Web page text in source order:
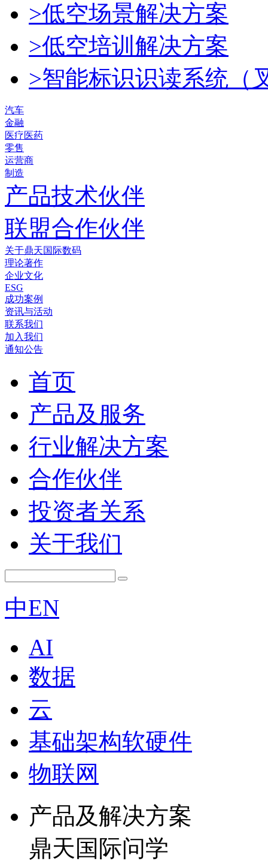
>低空场景解决方案
>低空培训解决方案
>智能标识识读系统（
汽车
金融
医疗医药
零售
运营商
制造
产品技术伙伴
联盟合作伙伴
关于鼎天国际数码
理论著作
企业文化
ESG
成功案例
资讯与活动
联系我们
加入我们
通知公告
首页
产品及服务
行业解决方案
合作伙伴
投资者关系
关于我们
中EN
AI
数据
云
基础架构软硬件
物联网
产品及解决方案
鼎天国际问学